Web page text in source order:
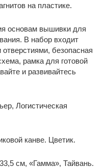
на пластике.
основам вышивки для
В набор входит
безопасная
рамка для готовой
и развивайтесь
Логистическая
канве. Цветик.
см, «Гамма», Тайвань.